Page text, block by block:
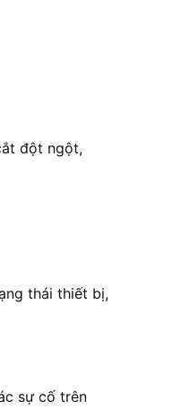
đột ngột,
thái thiết bị,
sự cố trên